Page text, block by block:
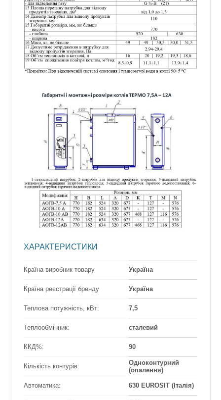
ХАРАКТЕРИСТИКИ
Країна-виробник товару Україна
Країна реєстрації бренду Україна
Теплова потужність, кВт: 7,5
Теплообмінник: сталевий
ККД%: 90
Кількість контурів:
Одноконтурний
(опалення)
Автоматика: 630 EUROSIT (Італія)